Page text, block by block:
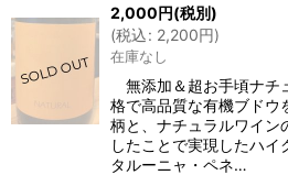
並び順:
絞り込む
2,000円(税別)
(税込: 2,200円)
在庫なし
無添加＆超お手頃ナ
格で高品質な有機ブドウ
柄と、ナチュラルワイン
したことで実現したハ
タルーニャ・ペネ…